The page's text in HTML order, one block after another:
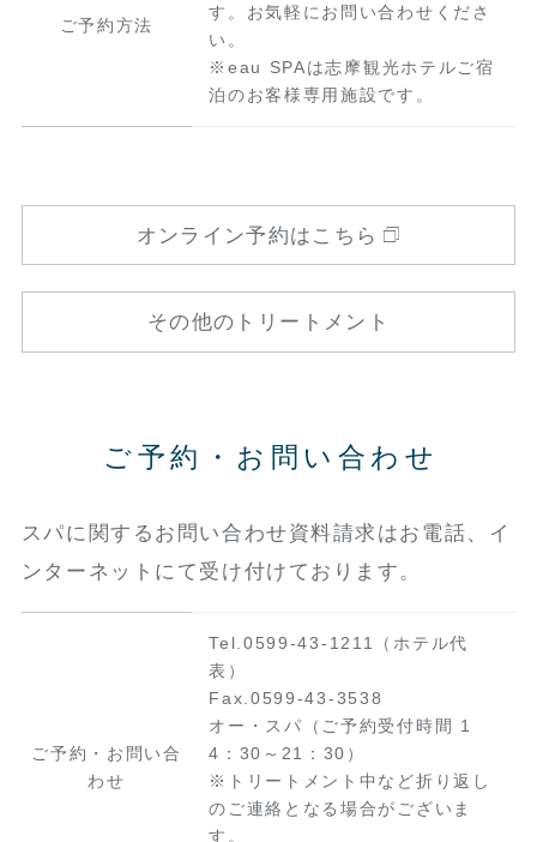
ご予約方法
す。お気軽にお問い合わせくださ
い。
※eau SPAは志摩観光ホテルご宿
泊のお客様専用施設です。
オンライン予約はこちら
その他のトリートメント
ご予約・お問い合わせ
スパに関するお問い合わせ資料請求はお電話、イ
ンターネットにて受け付けております。
ご予約・お問い合
わせ
Tel.0599-43-1211（ホテル代
表）
Fax.0599-43-3538
オー・スパ（ご予約受付時間 1
4：30～21：30）
※トリートメント中など折り返し
のご連絡となる場合がございま
す。